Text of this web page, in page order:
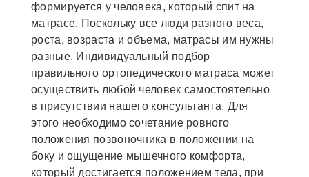
формируется у человека, который спит на
матрасе. Поскольку все люди разного веса,
роста, возраста и объема, матрасы им нужны
разные. Индивидуальный подбор
правильного ортопедического матраса может
осуществить любой человек самостоятельно
в присутствии нашего консультанта. Для
этого необходимо сочетание ровного
положения позвоночника в положении на
боку и ощущение мышечного комфорта,
который достигается положением тела, при